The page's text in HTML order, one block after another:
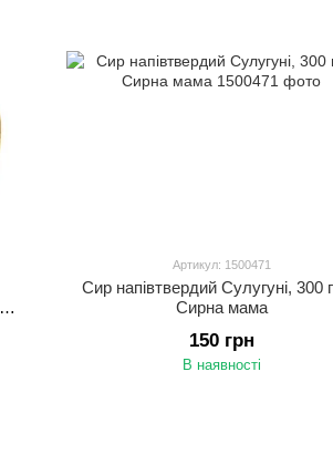
Артикул: 1500471
Сир напівтвердий Сулугуні, 300
Сирна мама
150 грн
В наявності